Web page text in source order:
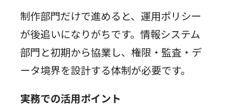
制作部門だけで進めると、運用ポリシー
が後追いになりがちです。情報システム
部門と初期から協業し、権限・監査・デ
ータ境界を設計する体制が必要です。
実務での活用ポイント